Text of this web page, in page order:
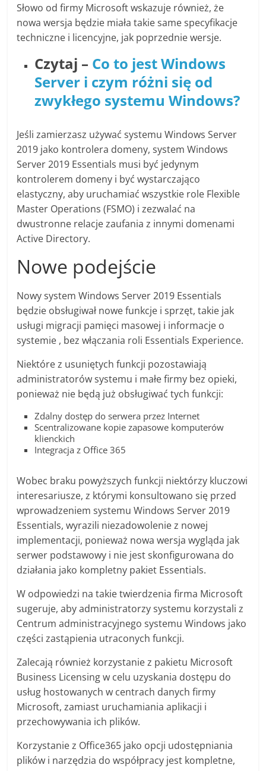
Słowo od firmy Microsoft wskazuje również, że
nowa wersja będzie miała takie same specyfikacje
techniczne i licencyjne, jak poprzednie wersje.
Czytaj – Co to jest Windows
Server i czym różni się od
zwykłego systemu Windows?
Jeśli zamierzasz używać systemu Windows Server
2019 jako kontrolera domeny, system Windows
Server 2019 Essentials musi być jedynym
kontrolerem domeny i być wystarczająco
elastyczny, aby uruchamiać wszystkie role Flexible
Master Operations (FSMO) i zezwalać na
dwustronne relacje zaufania z innymi domenami
Active Directory.
Nowe podejście
Nowy system Windows Server 2019 Essentials
będzie obsługiwał nowe funkcje i sprzęt, takie jak
usługi migracji pamięci masowej i informacje o
systemie , bez włączania roli Essentials Experience.
Niektóre z usuniętych funkcji pozostawiają
administratorów systemu i małe firmy bez opieki,
ponieważ nie będą już obsługiwać tych funkcji:
Zdalny dostęp do serwera przez Internet
Scentralizowane kopie zapasowe komputerów
klienckich
Integracja z Office 365
Wobec braku powyższych funkcji niektórzy kluczowi
interesariusze, z którymi konsultowano się przed
wprowadzeniem systemu Windows Server 2019
Essentials, wyrazili niezadowolenie z nowej
implementacji, ponieważ nowa wersja wygląda jak
serwer podstawowy i nie jest skonfigurowana do
działania jako kompletny pakiet Essentials.
W odpowiedzi na takie twierdzenia firma Microsoft
sugeruje, aby administratorzy systemu korzystali z
Centrum administracyjnego systemu Windows jako
części zastąpienia utraconych funkcji.
Zalecają również korzystanie z pakietu Microsoft
Business Licensing w celu uzyskania dostępu do
usług hostowanych w centrach danych firmy
Microsoft, zamiast uruchamiania aplikacji i
przechowywania ich plików.
Korzystanie z Office365 jako opcji udostępniania
plików i narzędzia do współpracy jest kompletne,